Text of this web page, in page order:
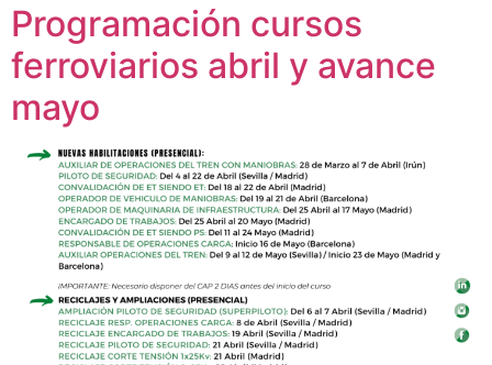
Programación cursos
ferroviarios abril y avance
mayo